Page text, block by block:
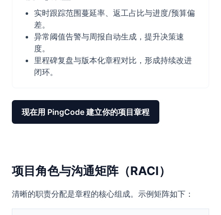
实时跟踪范围蔓延率、返工占比与进度/预算偏
差。
异常阈值告警与周报自动生成，提升决策速
度。
里程碑复盘与版本化章程对比，形成持续改进
闭环。
现在用 PingCode 建立你的项目章程
项目角色与沟通矩阵（RACI）
清晰的职责分配是章程的核心组成。示例矩阵如下：